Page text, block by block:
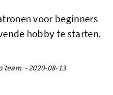
voor beginners
hobby te starten.
team - 2020-08-13